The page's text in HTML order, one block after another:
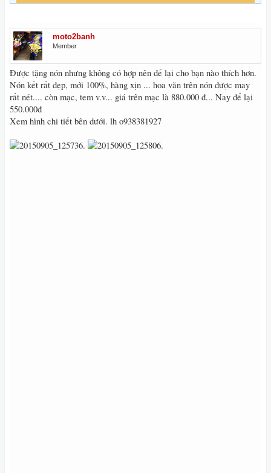
moto2banh
Member
Được tặng nón nhưng không có hợp nên để lại cho bạn nào thích hơn.
Nón kết rất đẹp, mới 100%, hàng xịn ... hoa văn trên nón được may
rất nét.... còn mạc, tem v.v... giá trên mạc là 880.000 đ... Nay để lại
550.000đ
Xem hình chi tiết bên dưới. lh o938381927